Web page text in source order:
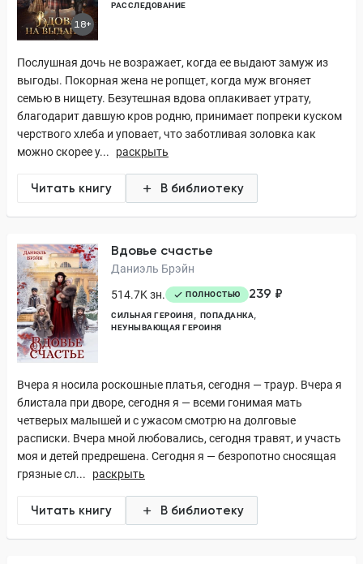
18+
РАССЛЕДОВАНИЕ
Послушная дочь не возражает, когда ее выдают замуж из
выгоды. Покорная жена не ропщет, когда муж вгоняет
семью в нищету. Безутешная вдова оплакивает утрату,
благодарит давшую кров родню, принимает попреки куском
черствого хлеба и уповает, что заботливая золовка как
можно скорее у...
раскрыть
Читать книгу В библиотеку
Вдовье счастье
Даниэль Брэйн
514.7K зн.
ПОЛНОСТЬЮ 239 ₽
СИЛЬНАЯ ГЕРОИНЯ
ПОПАДАНКА
НЕУНЫВАЮЩАЯ ГЕРОИНЯ
Вчера я носила роскошные платья, сегодня — траур. Вчера я
блистала при дворе, сегодня я — всеми гонимая мать
четверых малышей и с ужасом смотрю на долговые
расписки. Вчера мной любовались, сегодня травят, и участь
моя и детей предрешена. Сегодня я — безропотно сносящая
грязные сл...
раскрыть
Читать книгу В библиотеку